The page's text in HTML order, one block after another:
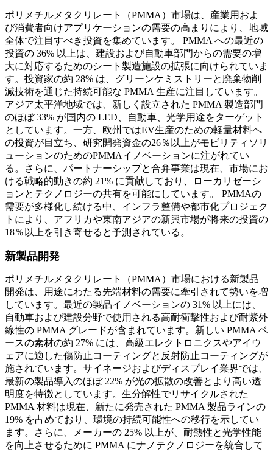
ポリメチルメタクリレート（PMMA）市場は、産業用およ
び消費者向けアプリケーションの需要の高まりにより、地域
全体で注目すべき投資を集めています。 PMMA への最近の
投資の 36% 以上は、建設および自動車部門からの需要の増
大に対応するためのシート製造施設の拡張に向けられていま
す。投資家の約 28% は、グリーンケミストリーと廃棄物削
減技術を通じた持続可能な PMMA 生産に注目しています。
アジア太平洋地域では、新しく設立された PMMA 製造部門
のほぼ 33% が国内の LED、自動車、光学用途をターゲット
としています。一方、欧州ではEV生産のための軽量材料へ
の投資が目立ち、研究開発資金の26％以上がモビリティソリ
ューションのためのPMMAイノベーションに注がれてい
る。さらに、パートナーシップと合弁事業は現在、市場にお
ける戦略的動きの約 21% に貢献しており、ローカリゼーシ
ョンとテクノロジーの共有を可能にしています。 PMMAの
需要が多様化し続ける中、インフラ整備や都市化プロジェク
トにより、アフリカや東南アジアの新興市場が将来の投資の
18％以上を引き寄せると予測されている。
新製品開発
ポリメチルメタクリレート（PMMA）市場における新製品
開発は、用途にわたる先端材料の需要に牽引されて勢いを増
しています。最近の製品イノベーションの 31% 以上には、
自動車および建設分野で使用される高耐衝撃性および耐紫外
線性の PMMA グレードが含まれています。新しい PMMA ベ
ースの素材の約 27% には、高級エレクトロニクスやアイウ
ェアに適した傷防止コーティングと反射防止コーティングが
施されています。サイネージおよびディスプレイ業界では、
最新の製品導入のほぼ 22% が光の拡散の改善とより高い透
明度を特徴としています。生分解性でリサイクルされた
PMMA 材料は現在、新たに発売された PMMA 製品ラインの
19% を占めており、環境の持続可能性への移行を示してい
ます。さらに、メーカーの 25% 以上が、耐熱性と光学性能
を向上させるために PMMA にナノテクノロジーを統合して